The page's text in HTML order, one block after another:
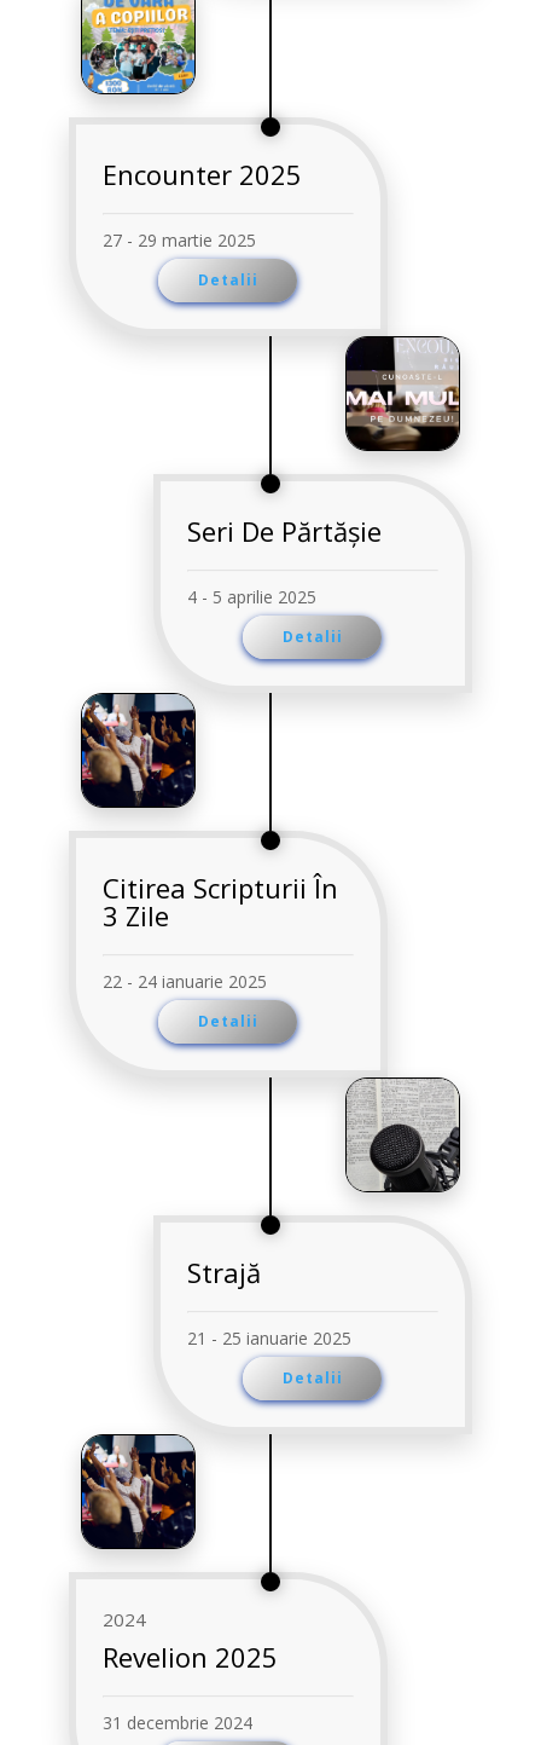
Encounter 2025
27 - 29 martie 2025
Detalii
Seri De Părtășie
4 - 5 aprilie 2025
Detalii
Citirea Scripturii În
3 Zile
22 - 24 ianuarie 2025
Detalii
Strajă
21 - 25 ianuarie 2025
Detalii
2024
Revelion 2025
31 decembrie 2024